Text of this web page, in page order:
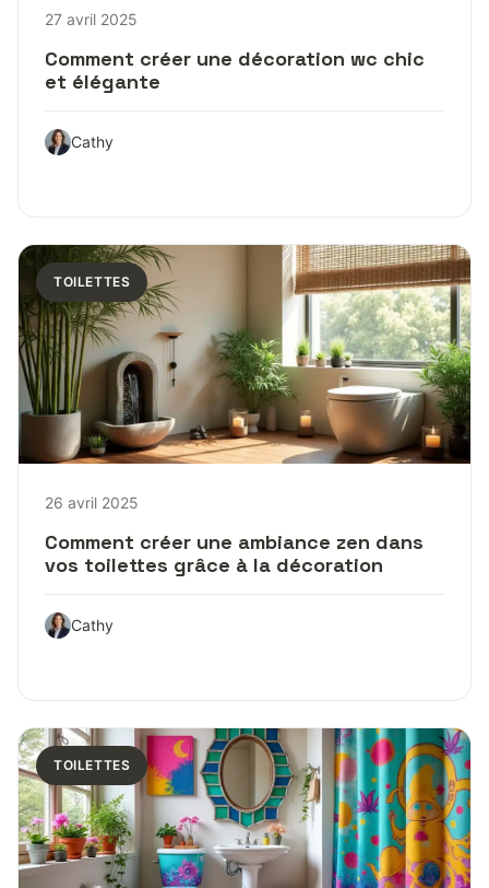
27 avril 2025
Comment créer une décoration wc chic
et élégante
Cathy
TOILETTES
26 avril 2025
Comment créer une ambiance zen dans
vos toilettes grâce à la décoration
Cathy
TOILETTES